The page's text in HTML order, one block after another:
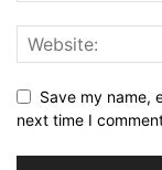
Save my name,
next time I